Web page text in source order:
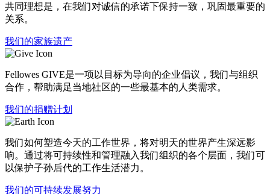
共同理想是，在我们对诚信的承诺下保持一致，巩固最重要的
关系。
我们的家族遗产
Fellowes GIVE是一项以目标为导向的企业倡议，我们与组织
合作，帮助满足当地社区的一些最基本的人类需求。
我们的捐赠计划
我们如何塑造今天的工作世界，将对明天的世界产生深远影
响。通过将可持续性和管理融入我们组织的各个层面，我们可
以保护子孙后代的工作生活潜力。
我们的可持续发展努力